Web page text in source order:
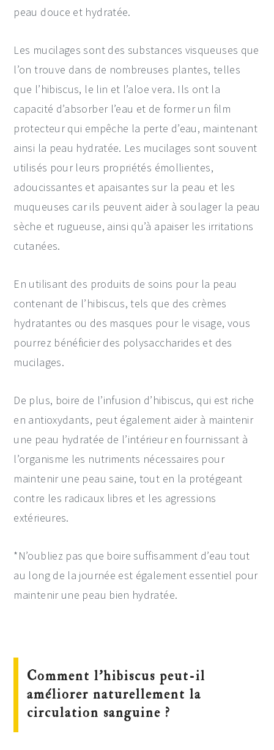
peau douce et hydratée.
Les mucilages sont des substances visqueuses que
l’on trouve dans de nombreuses plantes, telles
que l’hibiscus, le lin et l’aloe vera. Ils ont la
capacité d’absorber l’eau et de former un film
protecteur qui empêche la perte d’eau, maintenant
ainsi la peau hydratée. Les mucilages sont souvent
utilisés pour leurs propriétés émollientes,
adoucissantes et apaisantes sur la peau et les
muqueuses car ils peuvent aider à soulager la peau
sèche et rugueuse, ainsi qu’à apaiser les irritations
cutanées.
En utilisant des produits de soins pour la peau
contenant de l’hibiscus, tels que des crèmes
hydratantes ou des masques pour le visage, vous
pourrez bénéficier des polysaccharides et des
mucilages.
De plus, boire de l’infusion d’hibiscus, qui est riche
en antioxydants, peut également aider à maintenir
une peau hydratée de l’intérieur en fournissant à
l’organisme les nutriments nécessaires pour
maintenir une peau saine, tout en la protégeant
contre les radicaux libres et les agressions
extérieures.
*N’oubliez pas que boire suffisamment d’eau tout
au long de la journée est également essentiel pour
maintenir une peau bien hydratée.
Comment l’hibiscus peut-il
améliorer naturellement la
circulation sanguine ?